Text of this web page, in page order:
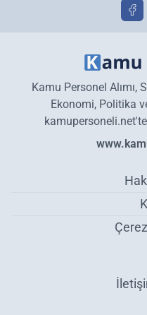
Kamu Personel Alımı,
Ekonomi, Politika